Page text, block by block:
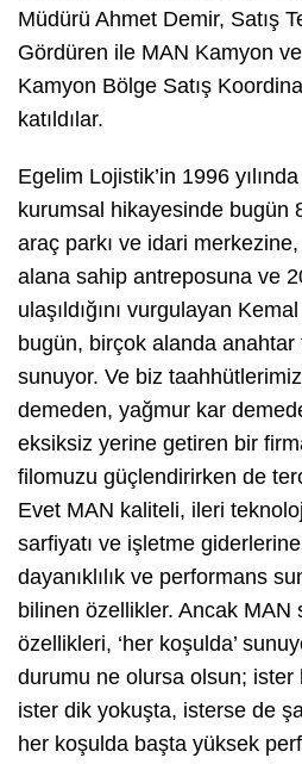
Müdürü Ahmet Demir, Satış
Gördüren ile MAN Kamyon
Kamyon Bölge Satış
katıldılar.
Egelim Lojistik’in 1996
kurumsal hikayesinde bugün
araç parkı ve idari merkezine,
alana sahip antreposuna ve
ulaşıldığını vurgulayan
bugün, birçok alanda
sunuyor. Ve biz
demeden, yağmur kar
eksiksiz yerine getiren bir
filomuzu güçlendirirken de
Evet MAN kaliteli, ileri
sarfiyatı ve işletme
dayanıklılık ve performans
bilinen özellikler. Ancak MAN
özellikleri, ‘her koşulda’
durumu ne olursa olsun; ister
ister dik yokuşta, isterse de
her koşulda başta yüksek